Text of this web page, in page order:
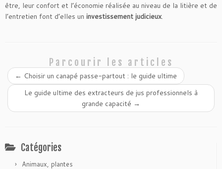
être, leur confort et l’économie réalisée au niveau de la litière et de
l’entretien font d’elles un investissement judicieux.
Parcourir les articles
← Choisir un canapé passe-partout : le guide ultime
Le guide ultime des extracteurs de jus professionnels à
grande capacité →
Catégories
Animaux, plantes